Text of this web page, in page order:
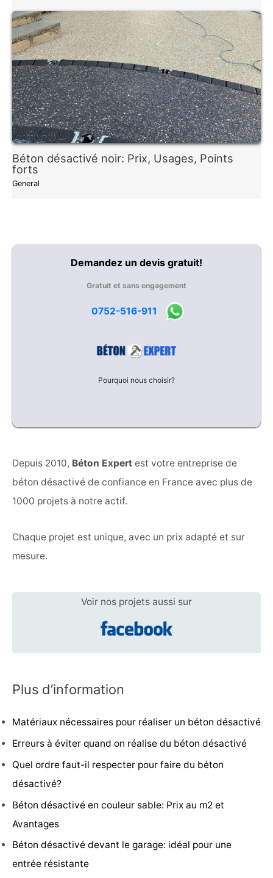
Béton désactivé noir: Prix, Usages, Points
forts
General
Demandez un devis gratuit!
Gratuit et sans engagement
0752-516-911
Pourquoi nous choisir?
Depuis 2010, Béton Expert est votre entreprise de
béton désactivé de confiance en France avec plus de
1000 projets à notre actif.
Chaque projet est unique, avec un prix adapté et sur
mesure.
Voir nos projets aussi sur
Plus d’information
Matériaux nécessaires pour réaliser un béton désactivé
Erreurs à éviter quand on réalise du béton désactivé
Quel ordre faut-il respecter pour faire du béton
désactivé?
Béton désactivé en couleur sable: Prix au m2 et
Avantages
Béton désactivé devant le garage: idéal pour une
entrée résistante